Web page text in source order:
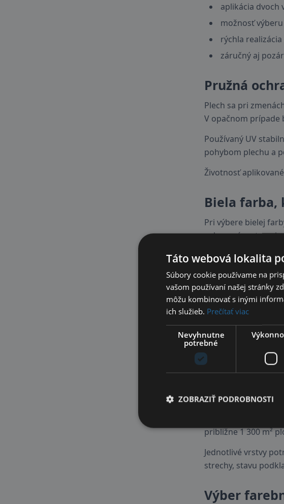
aplikácia dvoch
možnosť
rýchla
záručný aj
Pružná
Plech sa pri
V opačnom prípade
Používaný UV
pohybom plechu a
Životnosť
Biela
Pri výbere bielej
ochranná vrstva s
Čo to znamená v
dní sa výrazne
čomu sa povrch
Hodnota SRI 103
referenčný biely
podmienky v
strešnej vrstvy.
Rýchla
Striekaná
vhodných
približne 1 300 m²
Jednotlivé vrstvy
strechy, stavu
Výber
Táto webová lokalita
Súbory cookie používame na
vašom používaní našej stránky
môžu kombinovať s inými
ich služieb. Prečítať viac
Nevyhnutne
potrebné
ZOBRAZIŤ PODROBNOSTI